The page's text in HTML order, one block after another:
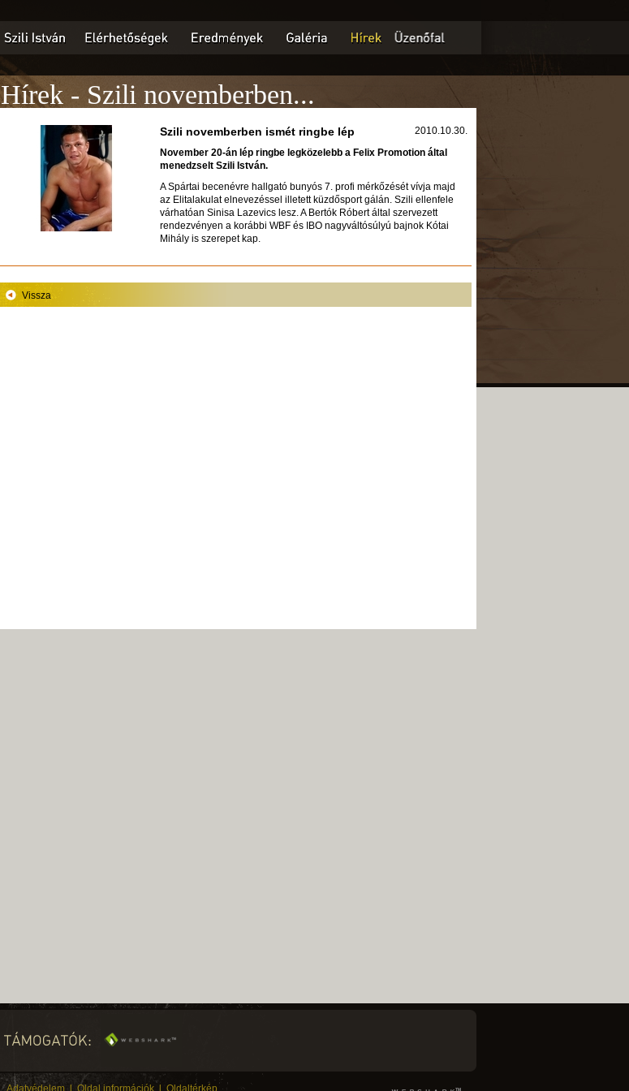
Hírek - Szili novemberben...
2010.10.30.
Szili novemberben ismét ringbe lép
November 20-án lép ringbe legközelebb a Felix Promotion által
menedzselt Szili István.
A Spártai becenévre hallgató bunyós 7. profi mérkőzését vívja majd
az Elitalakulat elnevezéssel illetett küzdősport gálán. Szili ellenfele
várhatóan Sinisa Lazevics lesz. A Bertók Róbert által szervezett
rendezvényen a korábbi WBF és IBO nagyváltósúlyú bajnok Kótai
Mihály is szerepet kap.
Vissza
Adatvédelem Oldal információk Oldaltérkép